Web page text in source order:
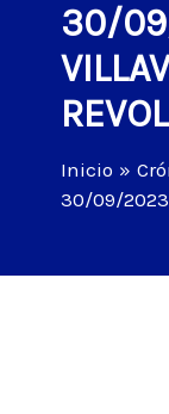
30/
Inicio
30/09/2023